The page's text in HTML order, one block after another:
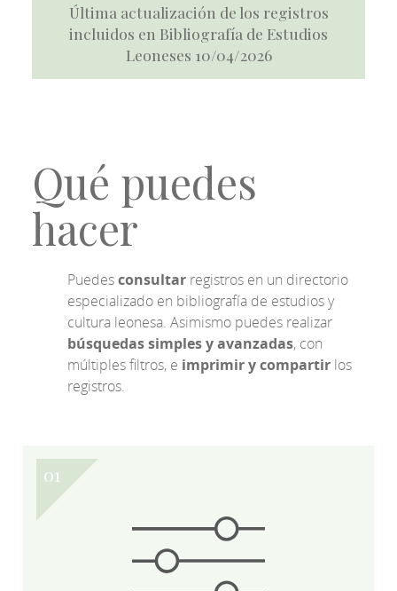
Última actualización de los registros
incluidos en Bibliografía de Estudios
Leoneses 10/04/2026
Qué puedes
hacer
Puedesconsultar registros en un directorio
especializado en bibliografía de estudios y
cultura leonesa. Asimismo puedes realizar
búsquedas simples y avanzadas, con
múltiples filtros, e imprimir y compartir los
registros.